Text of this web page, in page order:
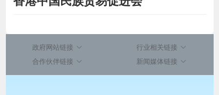
政府网站链接
行业相关链接
合作伙伴链接
新闻媒体链接